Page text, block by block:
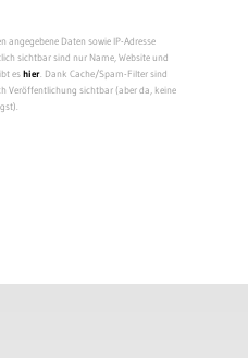
angegebene Daten sowie IP-Adresse
sichtbar sind nur Name, Website und
eshier. Dank Cache/Spam-Filter sind
Veröffentlichung sichtbar (aber da, keine